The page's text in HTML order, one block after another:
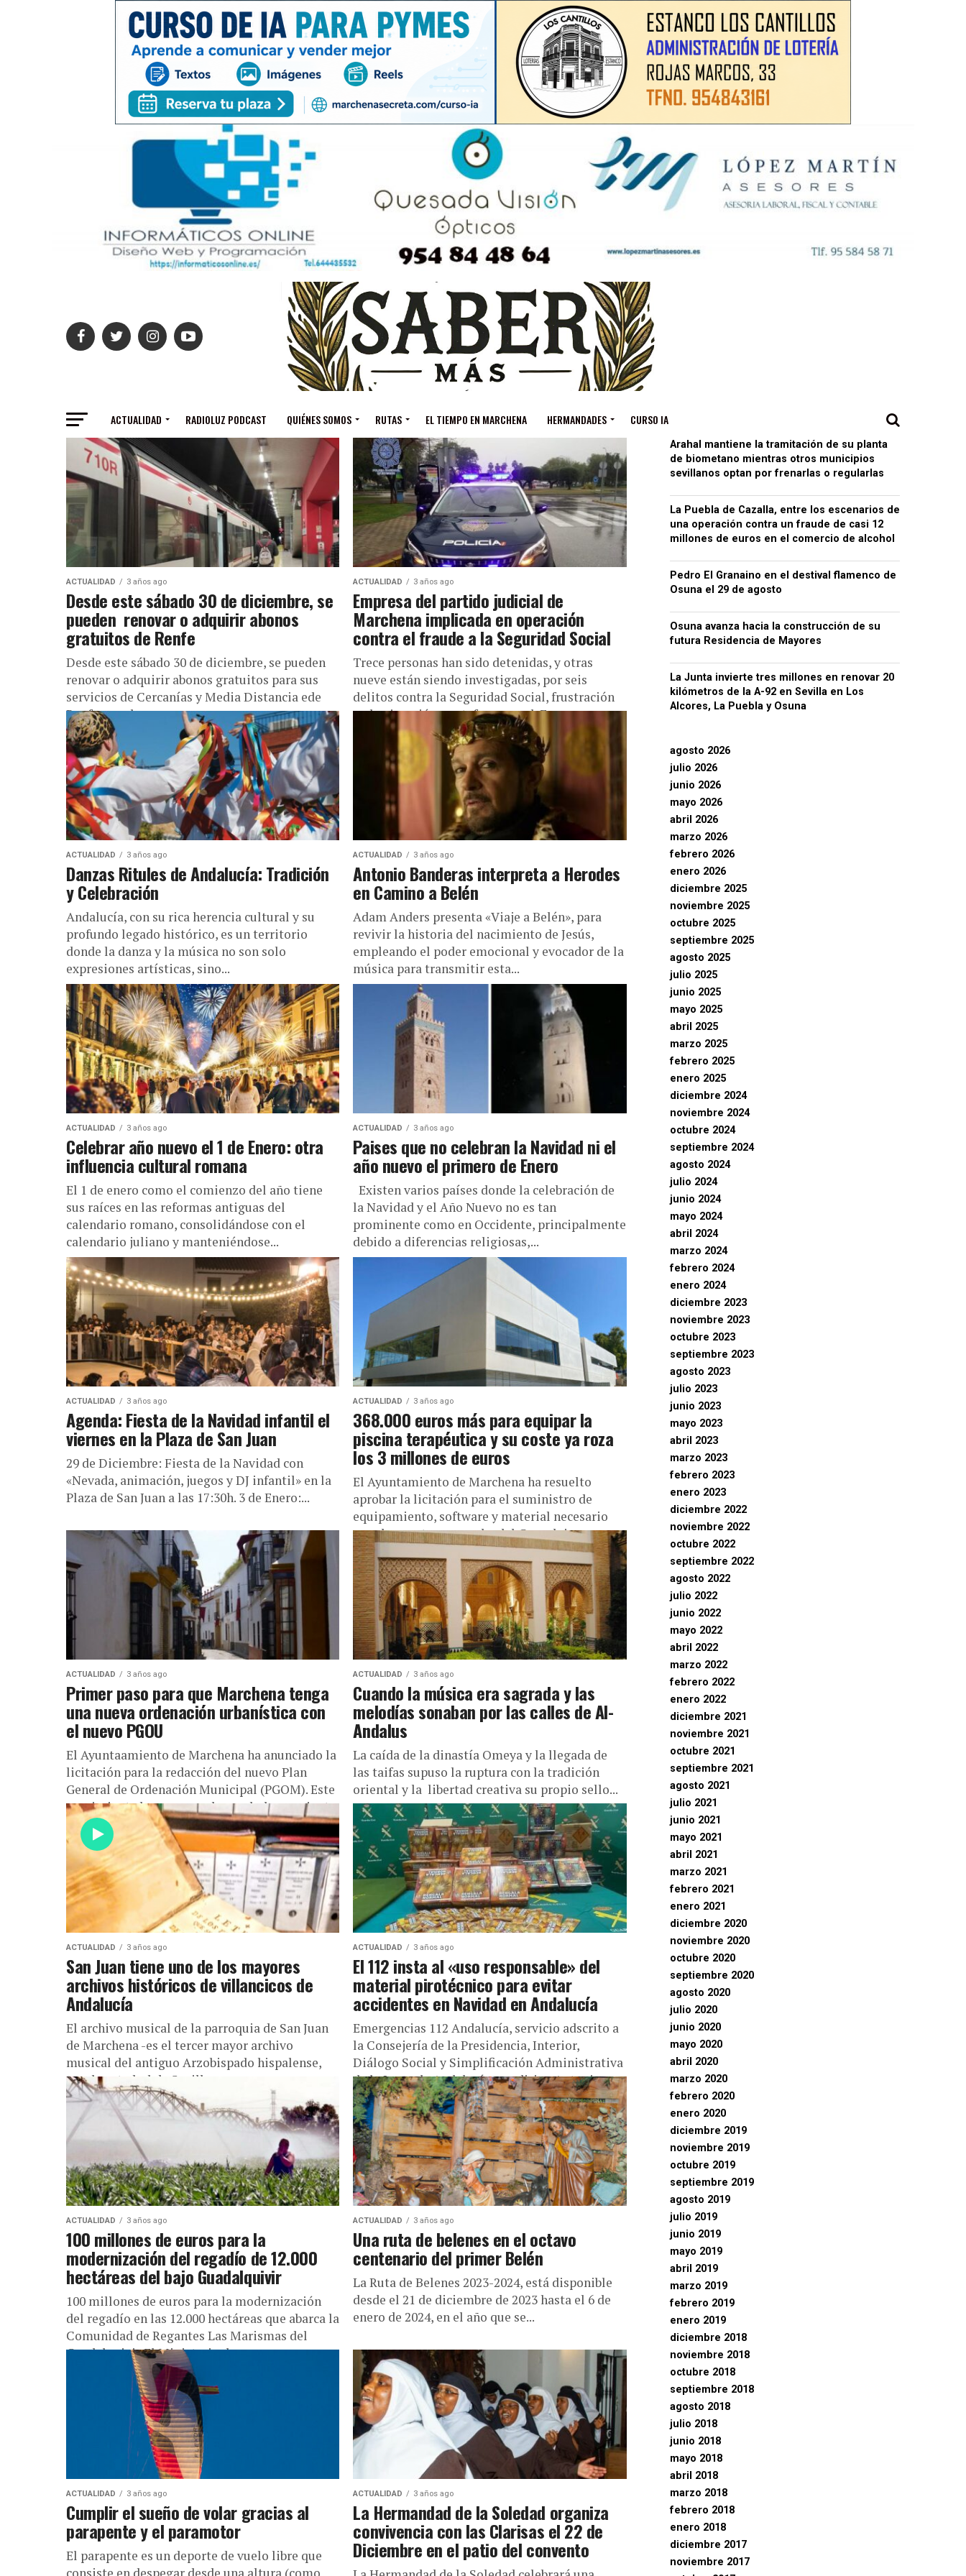
ACTUALIDAD RADIOLUZ PODCAST QUIÉNES SOMOS RUTAS EL TIEMPO EN MARCHENA HERMANDADES CURSO IA
ACTUALIDAD 3 años ago
Desde este sábado 30 de diciembre, se
pueden renovar o adquirir abonos
gratuitos de Renfe
Desde este sábado 30 de diciembre, se pueden
renovar o adquirir abonos gratuitos para sus
servicios de Cercanías y Media Distancia ede
Renfe por el que...
ACTUALIDAD 3 años ago
Empresa del partido judicial de
Marchena implicada en operación
contra el fraude a la Seguridad Social
Trece personas han sido detenidas, y otras
nueve están siendo investigadas, por seis
delitos contra la Seguridad Social, frustración
en la ejecución y estafa procesal. En...
ACTUALIDAD 3 años ago
Danzas Ritules de Andalucía: Tradición
y Celebración
Andalucía, con su rica herencia cultural y su
profundo legado histórico, es un territorio
donde la danza y la música no son solo
expresiones artísticas, sino...
ACTUALIDAD 3 años ago
Antonio Banderas interpreta a Herodes
en Camino a Belén
Adam Anders presenta «Viaje a Belén», para
revivir la historia del nacimiento de Jesús,
empleando el poder emocional y evocador de la
música para transmitir esta...
ACTUALIDAD 3 años ago
Celebrar año nuevo el 1 de Enero: otra
influencia cultural romana
El 1 de enero como el comienzo del año tiene
sus raíces en las reformas antiguas del
calendario romano, consolidándose con el
calendario juliano y manteniéndose...
ACTUALIDAD 3 años ago
Paises que no celebran la Navidad ni el
año nuevo el primero de Enero
Existen varios países donde la celebración de
la Navidad y el Año Nuevo no es tan
prominente como en Occidente, principalmente
debido a diferencias religiosas,...
ACTUALIDAD 3 años ago
Agenda: Fiesta de la Navidad infantil el
viernes en la Plaza de San Juan
29 de Diciembre: Fiesta de la Navidad con
«Nevada, animación, juegos y DJ infantil» en la
Plaza de San Juan a las 17:30h. 3 de Enero:...
ACTUALIDAD 3 años ago
368.000 euros más para equipar la
piscina terapéutica y su coste ya roza
los 3 millones de euros
El Ayuntamiento de Marchena ha resuelto
aprobar la licitación para el suministro de
equipamiento, software y material necesario
para la puesta en marcha del Complejo
Terapéutico...
ACTUALIDAD 3 años ago
Primer paso para que Marchena tenga
una nueva ordenación urbanística con
el nuevo PGOU
El Ayuntaamiento de Marchena ha anunciado la
licitación para la redacción del nuevo Plan
General de Ordenación Municipal (PGOM). Este
movimiento busca reemplazar el planeamiento
urbanístico...
ACTUALIDAD 3 años ago
Cuando la música era sagrada y las
melodías sonaban por las calles de Al-
Andalus
La caída de la dinastía Omeya y la llegada de
las taifas supuso la ruptura con la tradición
oriental y la libertad creativa su propio sello...
ACTUALIDAD 3 años ago
San Juan tiene uno de los mayores
archivos históricos de villancicos de
Andalucía
El archivo musical de la parroquia de San Juan
de Marchena -es el tercer mayor archivo
musical del antiguo Arzobispado hispalense,
tras la catedral de Sevilla...
ACTUALIDAD 3 años ago
El 112 insta al «uso responsable» del
material pirotécnico para evitar
accidentes en Navidad en Andalucía
Emergencias 112 Andalucía, servicio adscrito a
la Consejería de la Presidencia, Interior,
Diálogo Social y Simplificación Administrativa
de la Junta de Andalucía que dirige Antonio
Sanz,...
ACTUALIDAD 3 años ago
100 millones de euros para la
modernización del regadío de 12.000
hectáreas del bajo Guadalquivir
100 millones de euros para la modernización
del regadío en las 12.000 hectáreas que abarca la
Comunidad de Regantes Las Marismas del
Guadalquivir El Ministerio de...
ACTUALIDAD 3 años ago
Una ruta de belenes en el octavo
centenario del primer Belén
La Ruta de Belenes 2023-2024, está disponible
desde el 21 de diciembre de 2023 hasta el 6 de
enero de 2024, en el año que se...
ACTUALIDAD 3 años ago
Cumplir el sueño de volar gracias al
parapente y el paramotor
El parapente es un deporte de vuelo libre que
ACTUALIDAD 3 años ago
La Hermandad de la Soledad organiza
convivencia con las Clarisas el 22 de
Diciembre en el patio del convento
Arahal mantiene la tramitación de su planta
de biometano mientras otros municipios
sevillanos optan por frenarlas o regularlas
La Puebla de Cazalla, entre los escenarios de
una operación contra un fraude de casi 12
millones de euros en el comercio de alcohol
Pedro El Granaino en el destival flamenco de
Osuna el 29 de agosto
Osuna avanza hacia la construcción de su
futura Residencia de Mayores
La Junta invierte tres millones en renovar 20
kilómetros de la A-92 en Sevilla en Los
Alcores, La Puebla y Osuna
agosto 2026
julio 2026
junio 2026
mayo 2026
abril 2026
marzo 2026
febrero 2026
enero 2026
diciembre 2025
noviembre 2025
octubre 2025
septiembre 2025
agosto 2025
julio 2025
junio 2025
mayo 2025
abril 2025
marzo 2025
febrero 2025
enero 2025
diciembre 2024
noviembre 2024
octubre 2024
septiembre 2024
agosto 2024
julio 2024
junio 2024
mayo 2024
abril 2024
marzo 2024
febrero 2024
enero 2024
diciembre 2023
noviembre 2023
octubre 2023
septiembre 2023
agosto 2023
julio 2023
junio 2023
mayo 2023
abril 2023
marzo 2023
febrero 2023
enero 2023
diciembre 2022
noviembre 2022
octubre 2022
septiembre 2022
agosto 2022
julio 2022
junio 2022
mayo 2022
abril 2022
marzo 2022
febrero 2022
enero 2022
diciembre 2021
noviembre 2021
octubre 2021
septiembre 2021
agosto 2021
julio 2021
junio 2021
mayo 2021
abril 2021
marzo 2021
febrero 2021
enero 2021
diciembre 2020
noviembre 2020
octubre 2020
septiembre 2020
agosto 2020
julio 2020
junio 2020
mayo 2020
abril 2020
marzo 2020
febrero 2020
enero 2020
diciembre 2019
noviembre 2019
octubre 2019
septiembre 2019
agosto 2019
julio 2019
junio 2019
mayo 2019
abril 2019
marzo 2019
febrero 2019
enero 2019
diciembre 2018
noviembre 2018
octubre 2018
septiembre 2018
agosto 2018
julio 2018
junio 2018
mayo 2018
abril 2018
marzo 2018
febrero 2018
enero 2018
diciembre 2017
noviembre 2017